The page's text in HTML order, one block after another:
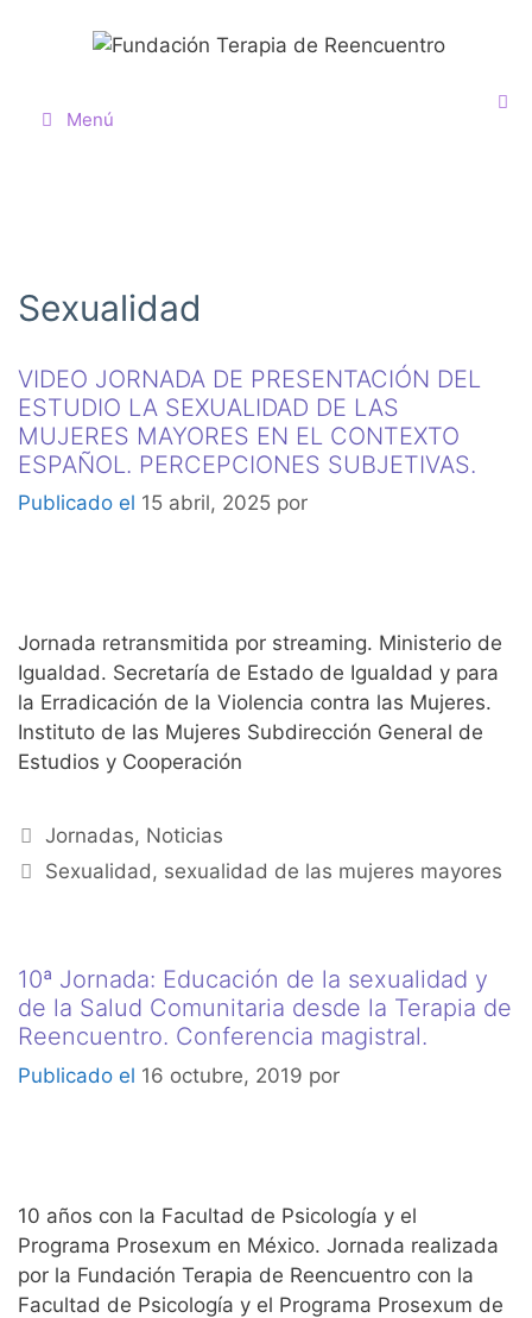
Menú
Sexualidad
VIDEO JORNADA DE PRESENTACIÓN DEL
ESTUDIO LA SEXUALIDAD DE LAS
MUJERES MAYORES EN EL CONTEXTO
ESPAÑOL. PERCEPCIONES SUBJETIVAS.
15 abril, 2025 por
Jornada retransmitida por streaming. Ministerio de
Igualdad. Secretaría de Estado de Igualdad y para
la Erradicación de la Violencia contra las Mujeres.
Instituto de las Mujeres Subdirección General de
Estudios y Cooperación
Jornadas, Noticias
Sexualidad, sexualidad de las mujeres mayores
10ª Jornada: Educación de la sexualidad y
de la Salud Comunitaria desde la Terapia de
Reencuentro. Conferencia magistral.
16 octubre, 2019 por
10 años con la Facultad de Psicología y el
Programa Prosexum en México. Jornada realizada
por la Fundación Terapia de Reencuentro con la
Facultad de Psicología y el Programa Prosexum de